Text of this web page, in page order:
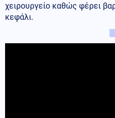
χειρουργείο καθώς φέρει
κεφάλι.